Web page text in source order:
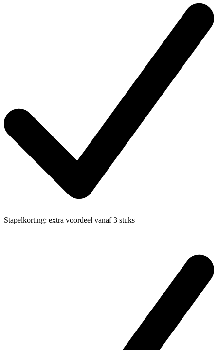
Stapelkorting: extra voordeel vanaf 3 stuks